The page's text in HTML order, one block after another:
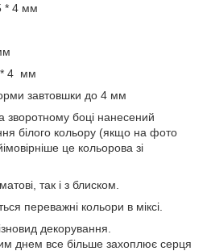
* 4 мм
* 4 мм
завтовшки до 4 мм
зворотному боці нанесений
білого кольору (якщо на фото
це кольорова зі
так і з блиском.
переважні кольори в міксі.
декорування.
днем все більше захоплює серця